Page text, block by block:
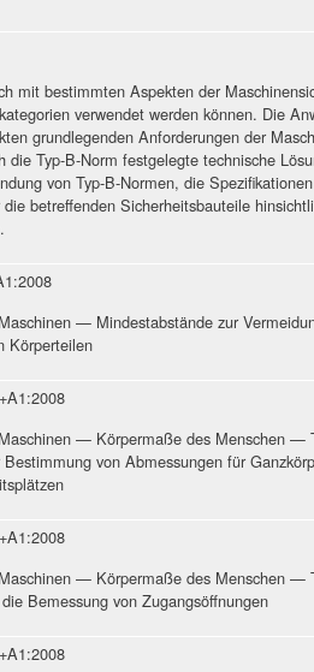
mit bestimmten Aspekten der
verwendet werden können. Die
grundlegenden Anforderungen der
die Typ-B-Norm festgelegte technische
von Typ-B-Normen, die
betreffenden Sicherheitsbauteile
— Mindestabstände zur
Körperteilen
— Körpermaße des Menschen —
von Abmessungen für
— Körpermaße des Menschen —
Bemessung von Zugangsöffnungen